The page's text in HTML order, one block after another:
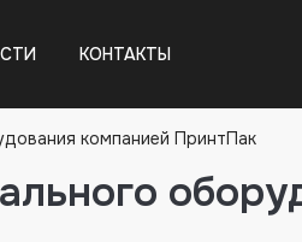
КОНТАКТЫ
компанией ПринтПак